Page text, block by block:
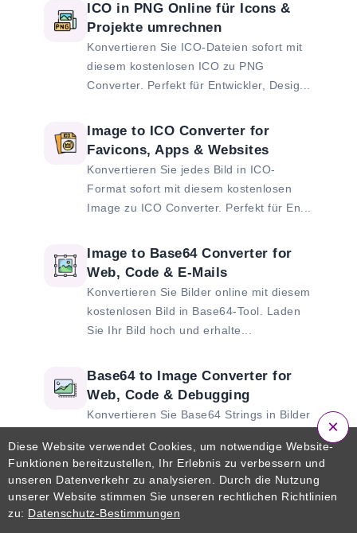
ICO in PNG Online für Icons &
Projekte umrechnen
Konvertieren Sie ICO-Dateien sofort mit
diesem kostenlosen ICO zu PNG
Converter. Perfekt für Entwickler, Desig...
Image to ICO Converter for
Favicons, Apps & Websites
Konvertieren Sie jedes Bild in ICO-
Format sofort mit diesem kostenlosen
Image zu ICO Converter. Perfekt für En...
Image to Base64 Converter for
Web, Code & E-Mails
Konvertieren Sie Bilder online mit diesem
kostenlosen Bild in Base64-Tool. Laden
Sie Ihr Bild hoch und erhalte...
Base64 to Image Converter for
Web, Code & Debugging
Konvertieren Sie Base64 Strings in Bilder
Image Converter. Fügen Sie I...
Kostenloses Flip Image Tool für
Fotos, Zuordnungen, Dias und
Diese Website verwendet Cookies, um notwendige Website-
Funktionen bereitzustellen, Ihr Erlebnis zu verbessern und
unseren Datenverkehr zu analysieren. Durch die Nutzung
unserer Website stimmen Sie unseren rechtlichen Richtlinien
zu: Datenschutz-Bestimmungen
×